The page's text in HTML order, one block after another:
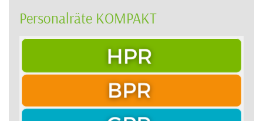
Personalräte KOMPAKT